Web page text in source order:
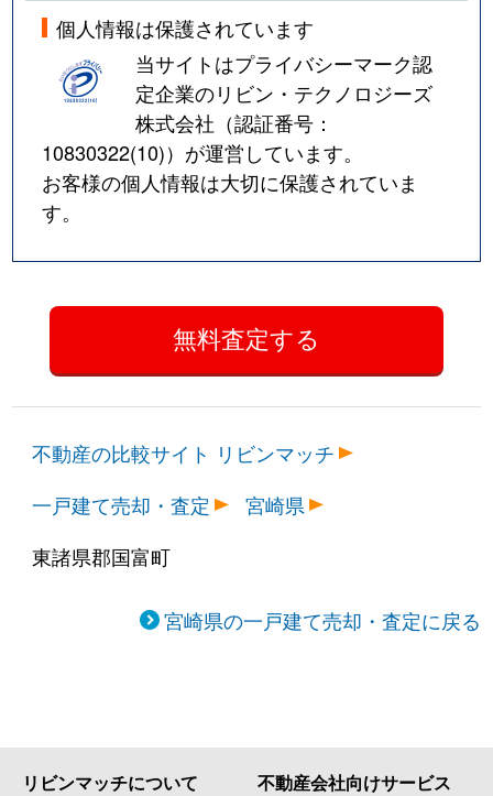
個人情報は保護されています
当サイトはプライバシーマーク認
定企業のリビン・テクノロジーズ
株式会社（認証番号：
10830322(10)）が運営しています。
お客様の個人情報は大切に保護されていま
す。
不動産の比較サイト リビンマッチ
一戸建て売却・査定
宮崎県
東諸県郡国富町
宮崎県の一戸建て売却・査定に戻る
リビンマッチについて 不動産会社向けサービス